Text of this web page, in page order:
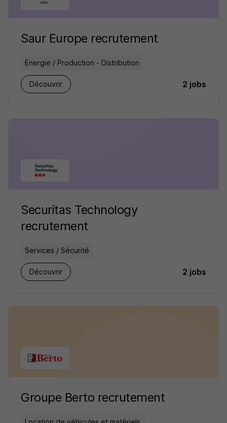
Saur Europe recrutement
Energie / Production - Distribution
Découvrir 2 jobs
Securitas Technology
recrutement
Services / Sécurité
Découvrir 2 jobs
Groupe Berto recrutement